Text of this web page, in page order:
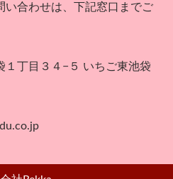
い合わせは、下記窓口までご
１丁目３４−５ いちご東池袋